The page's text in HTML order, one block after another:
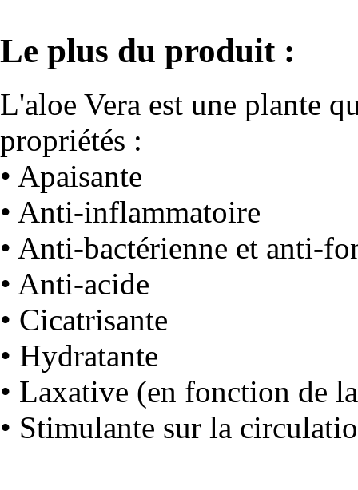
Le plus du produit :
L'aloe Vera est une plante
propriétés :
• Apaisante
• Anti-inflammatoire
• Anti-bactérienne et anti-
• Anti-acide
• Cicatrisante
• Hydratante
• Laxative (en fonction de
• Stimulante sur la